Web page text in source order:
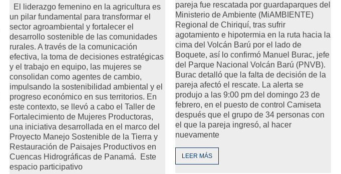
El liderazgo femenino en la agricultura es
un pilar fundamental para transformar el
sector agroambiental y fortalecer el
desarrollo sostenible de las comunidades
rurales. A través de la comunicación
efectiva, la toma de decisiones estratégicas
y el trabajo en equipo, las mujeres se
consolidan como agentes de cambio,
impulsando la sostenibilidad ambiental y el
progreso económico en sus territorios. En
este contexto, se llevó a cabo el Taller de
Fortalecimiento de Mujeres Productoras,
una iniciativa desarrollada en el marco del
Proyecto Manejo Sostenible de la Tierra y
Restauración de Paisajes Productivos en
Cuencas Hidrográficas de Panamá. Este
espacio participativo
pareja fue rescatada por guardaparques del
Ministerio de Ambiente (MiAMBIENTE)
Regional de Chiriquí, tras sufrir
agotamiento e hipotermia en la ruta hacia la
cima del Volcán Barú por el lado de
Boquete, así lo confirmó Manuel Burac, jefe
del Parque Nacional Volcán Barú (PNVB).
Burac detalló que la falta de decisión de la
pareja afectó el rescate. La alerta se
produjo a las 9:00 pm del domingo 23 de
febrero, en el puesto de control Camiseta
después que el grupo de 34 personas con
el que la pareja ingresó, al hacer
nuevamente
LEER MÁS